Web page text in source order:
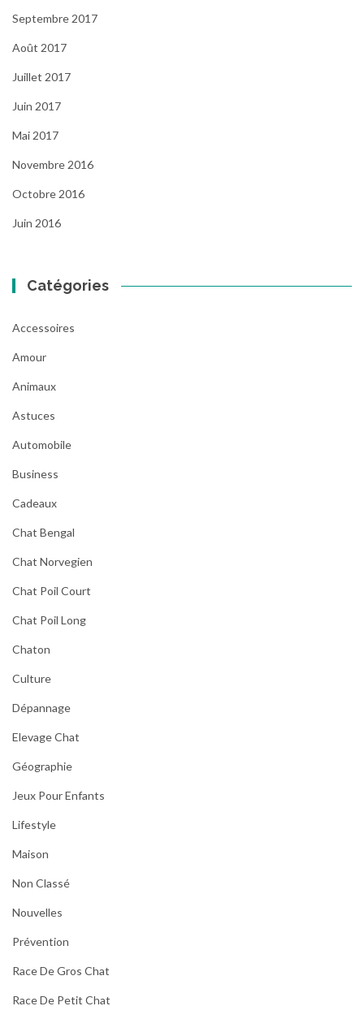
Septembre 2017
Août 2017
Juillet 2017
Juin 2017
Mai 2017
Novembre 2016
Octobre 2016
Juin 2016
Catégories
Accessoires
Amour
Animaux
Astuces
Automobile
Business
Cadeaux
Chat Bengal
Chat Norvegien
Chat Poil Court
Chat Poil Long
Chaton
Culture
Dépannage
Elevage Chat
Géographie
Jeux Pour Enfants
Lifestyle
Maison
Non Classé
Nouvelles
Prévention
Race De Gros Chat
Race De Petit Chat